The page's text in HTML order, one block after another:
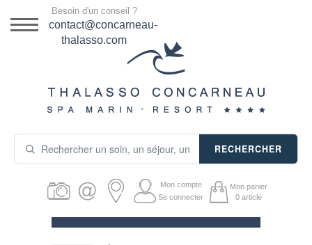
DESTINATION
SÉJOURS THALASSO
PRODUITS COSMÉTIQUES
GUIDE CADEAUX
Besoin d'un conseil ?
contact@concarneau-
thalasso.com
RECHERCHER
Mon compte
Se connecter
Mon panier
0 article